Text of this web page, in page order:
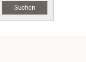
Suchen